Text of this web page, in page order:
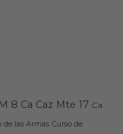
8 Ca Caz Mte 17 Ca
de las Armas Curso de